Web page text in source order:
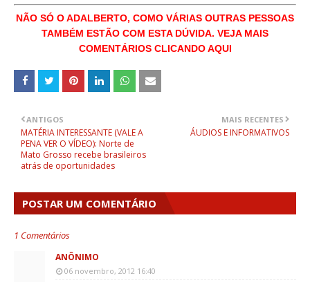
NÃO SÓ O ADALBERTO, COMO VÁRIAS OUTRAS PESSOAS
TAMBÉM ESTÃO COM ESTA DÚVIDA. VEJA MAIS
COMENTÁRIOS CLICANDO AQUI
MAIS RECENTES
ÁUDIOS E INFORMATIVOS
ANTIGOS
MATÉRIA INTERESSANTE (VALE A
PENA VER O VÍDEO): Norte de
Mato Grosso recebe brasileiros
atrás de oportunidades
POSTAR UM COMENTÁRIO
1 Comentários
ANÔNIMO
06 novembro, 2012 16:40